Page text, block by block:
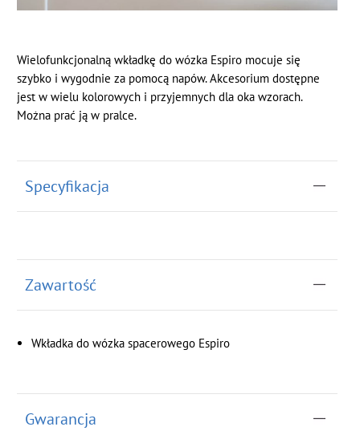
Wielofunkcjonalną wkładkę do wózka Espiro mocuje się
szybko i wygodnie za pomocą napów. Akcesorium dostępne
jest w wielu kolorowych i przyjemnych dla oka wzorach.
Można prać ją w pralce.
Specyfikacja
Zawartość
Wkładka do wózka spacerowego Espiro
Gwarancja